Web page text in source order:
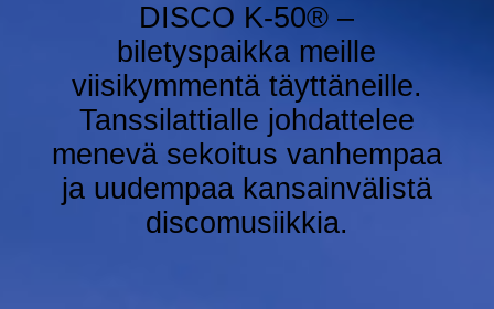
DISCO K-50® –
biletyspaikka meille
viisikymmentä täyttäneille.
Tanssilattialle johdattelee
menevä sekoitus vanhempaa
ja uudempaa kansainvälistä
discomusiikkia.